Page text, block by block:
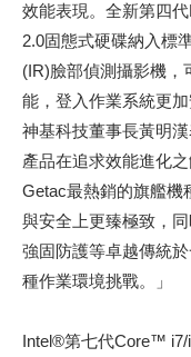
效能表現。全新第四
2.0固態式硬碟納入標
(IR)臉部偵測攝影機，
能，登入作業系統更加
神基科技董事長黃明
產品在追求效能進化
Getac最熱銷的旗艦機
與安全上更臻極致，
強固防護等卓越傳統
種作業環境挑戰。」
Intel®第七代Core™ i7/